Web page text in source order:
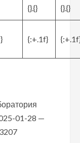
{}.{} {}.{}
{:+.1f}
01-28 —